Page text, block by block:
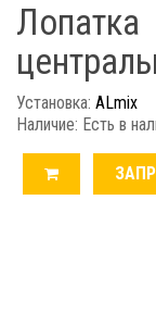
Установка: ALmix
Наличие: Есть в